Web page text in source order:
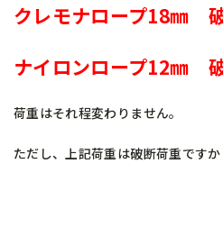
クレモナロープ18㎜
ナイロンロープ12㎜
荷重はそれ程変わりません。
ただし、上記荷重は破断荷重ですか